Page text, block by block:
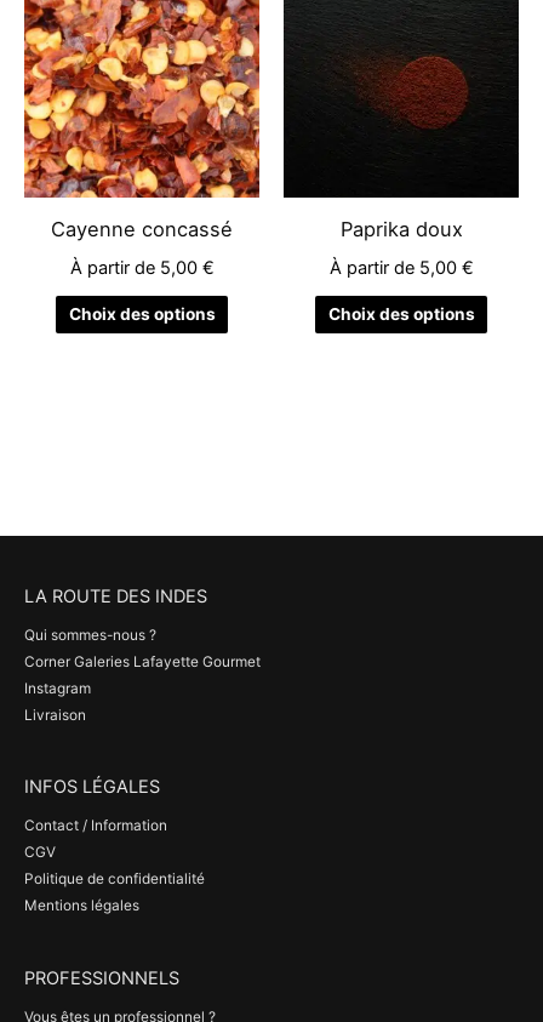
Cayenne concassé
À partir de 5,00 €
Choix des options
produit
a
plusieurs
variations.
Les
options
peuvent
être
page
Paprika doux
À partir de 5,00 €
Choix des options
produit
page
LA ROUTE DES INDES
Qui sommes-nous ?
Corner Galeries Lafayette Gourmet
Instagram
Livraison
INFOS LÉGALES
Contact / Information
CGV
Politique de confidentialité
Mentions légales
PROFESSIONNELS
Vous êtes un professionnel ?